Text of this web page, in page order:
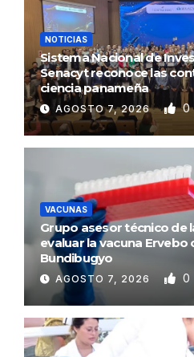
NOTICIAS
Sistema Nacional de
Senacyt reconoce las
ciencia panameña
AGOSTO 7, 2026 0
VACUNAS
Grupo asesor técnico de
evaluar la vacuna Ervebo
Bundibugyo
AGOSTO 7, 2026 0